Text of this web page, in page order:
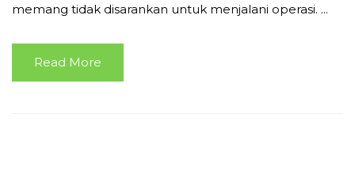
memang tidak disarankan untuk menjalani operasi. ...
Read More